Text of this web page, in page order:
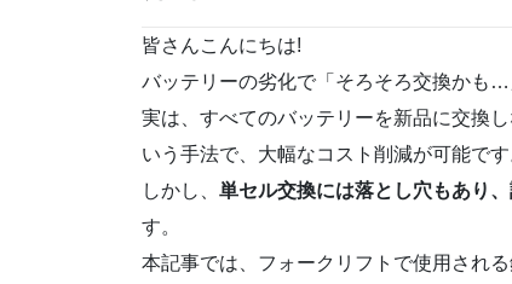
皆さんこんにちは!
バッテリーの劣化で「そろそろ交換かも
実は、すべてのバッテリーを新品に交換
いう手法で、大幅なコスト削減が可能です
しかし、 単セル交換には落とし穴もあり
す。
本記事では、フォークリフトで使用され